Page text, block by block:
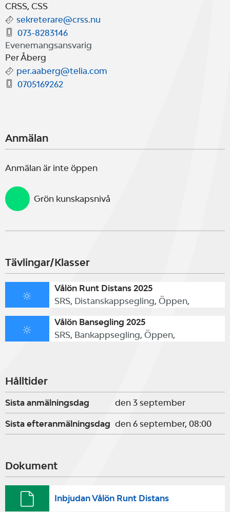
båda seglingarna samtidigt.
Grillning vid klubbhuset efter
målgång.
CRSS, CSS
sekreterare@crss.nu
073-8283146
Evenemangsansvarig
Per Åberg
per.aaberg@telia.com
0705169262
Anmälan
Anmälan är inte öppen
Grön kunskapsnivå
Tävlingar/Klasser
Vålön Runt Distans 2025
SRS, Distanskappsegling, Öppen,
Vålön Bansegling 2025
SRS, Bankappsegling, Öppen,
Hålltider
Sista anmälningsdag den 3 september
Sista efteranmälningsdag den 6 september, 08:00
Dokument
Inbjudan Vålön Runt Distans